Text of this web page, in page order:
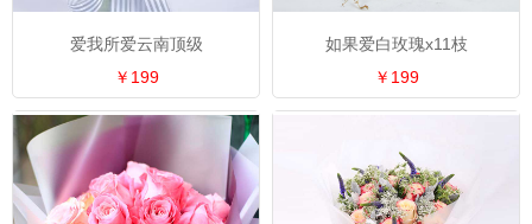
爱我所爱云南顶级
￥199
如果爱白玫瑰x11枝
￥199